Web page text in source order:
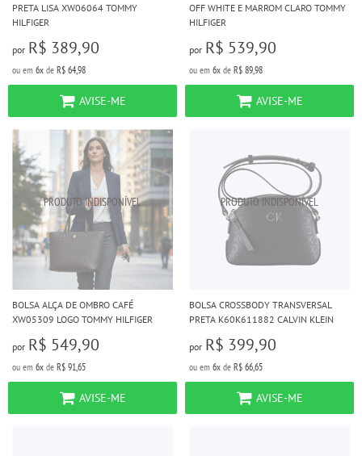
PRETA LISA XW06064 TOMMY
HILFIGER
por R$ 389,90
ou em 6x de R$ 64,98
AVISE-ME
OFF WHITE E MARROM CLARO TOMMY
HILFIGER
por R$ 539,90
ou em 6x de R$ 89,98
AVISE-ME
BOLSA ALÇA DE OMBRO CAFÉ
XW05309 LOGO TOMMY HILFIGER
por R$ 549,90
ou em 6x de R$ 91,65
AVISE-ME
BOLSA CROSSBODY TRANSVERSAL
PRETA K60K611882 CALVIN KLEIN
por R$ 399,90
ou em 6x de R$ 66,65
AVISE-ME